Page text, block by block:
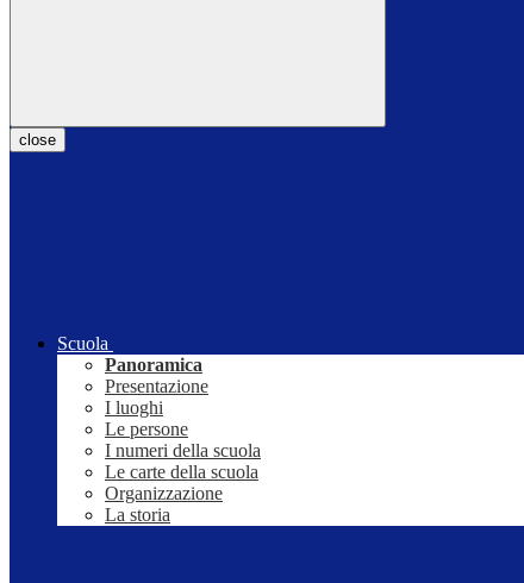
close
Scuola
Panoramica
Presentazione
I luoghi
Le persone
I numeri della scuola
Le carte della scuola
Organizzazione
La storia